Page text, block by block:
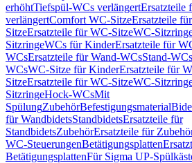
erhöhtTiefspül-WCs verlängertErsatzteile
verlängertComfort WC-SitzeErsatzteile
SitzeErsatzteile für WC-SitzeWC-
SitzringeWCs für KinderErsatzteile für
WCsErsatzteile für Wand-WCsStand-WCs
WCsWC-Sitze für KinderErsatzteile für
SitzeErsatzteile für WC-SitzeWC-
SitzringeHock-WCsMit
SpülungZubehörBefestigungsmaterial
für WandbidetsStandbidetsErsatzteile für
StandbidetsZubehörErsatzteile für
WC-SteuerungenBetätigungsplatten
BetätigungsplattenFür Sigma UP-